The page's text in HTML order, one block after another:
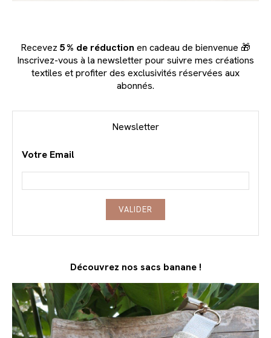
Recevez 5 % de réduction en cadeau de bienvenue 🎁
Inscrivez-vous à la newsletter pour suivre mes créations
textiles et profiter des exclusivités réservées aux
abonnés.
Newsletter
Votre Email
VALIDER
Découvrez nos sacs banane !